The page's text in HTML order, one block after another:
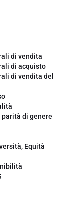
di vendita
di acquisto
di vendita del
di genere
Equità